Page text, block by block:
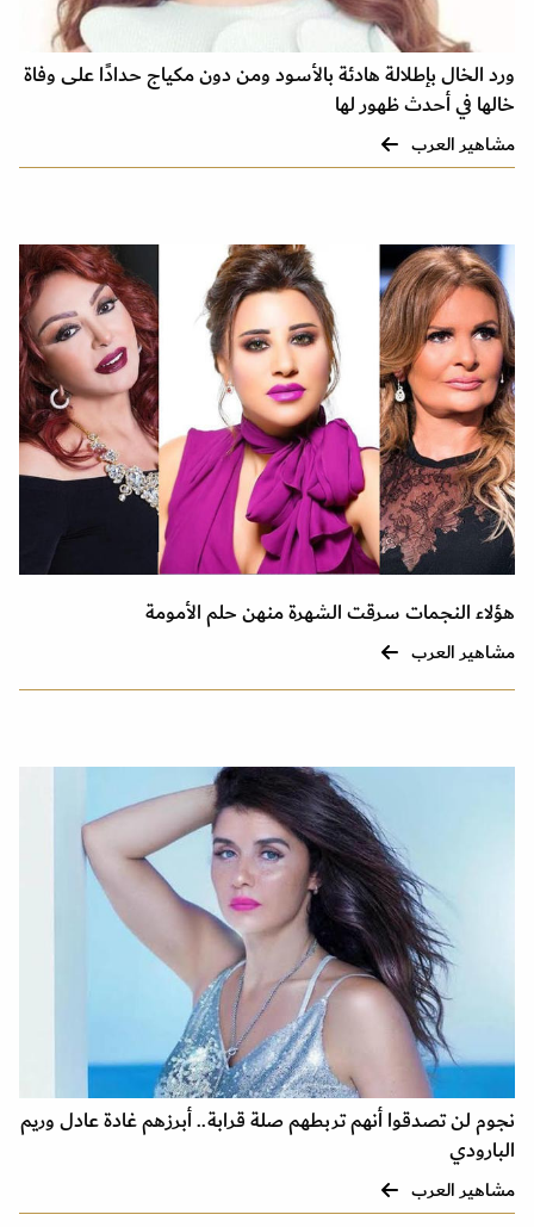
ورد الخال بإطلالة هادئة بالأسود ومن دون مكياج حدادًا على وفاة
خالها في أحدث ظهور لها
مشاهير العرب
هؤلاء النجمات سرقت الشهرة منهن حلم الأمومة
مشاهير العرب
نجوم لن تصدقوا أنهم تربطهم صلة قرابة.. أبرزهم غادة عادل وريم
البارودي
مشاهير العرب